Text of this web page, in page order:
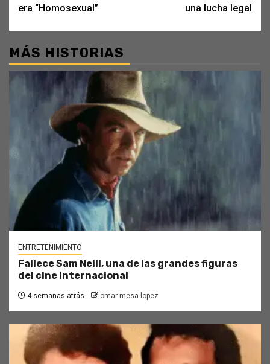
era “Homosexual”
una lucha legal
MÁS HISTORIAS
ENTRETENIMIENTO
Fallece Sam Neill, una de las grandes figuras
del cine internacional
4 semanas atrás omar mesa lopez